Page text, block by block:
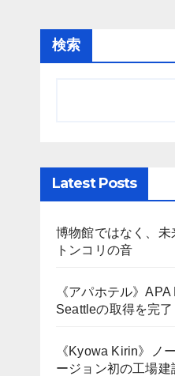
検索
Latest Posts
博物館ではなく、
トンコリの音
《アパホテル》
Seattleの取得を完了
《Kyowa Kirin》ノ
ージョン初の工場建